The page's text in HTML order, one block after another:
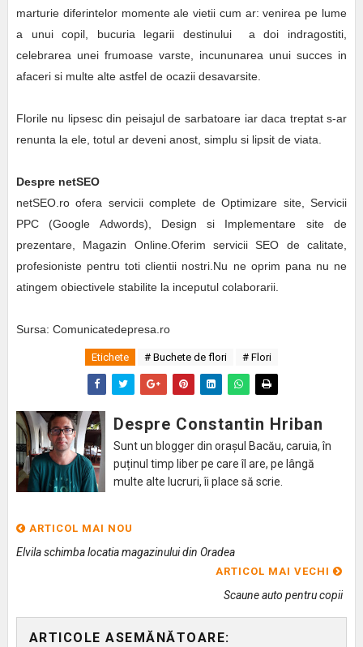
marturie diferintelor momente ale vietii cum ar: venirea pe lume
a unui copil, bucuria legarii destinului a doi indragostiti,
celebrarea unei frumoase varste, incununarea unui succes in
afaceri si multe alte astfel de ocazii desavarsite.
Florile nu lipsesc din peisajul de sarbatoare iar daca treptat s-ar
renunta la ele, totul ar deveni anost, simplu si lipsit de viata.
Despre netSEO
netSEO.ro ofera servicii complete de Optimizare site, Servicii
PPC (Google Adwords), Design si Implementare site de
prezentare, Magazin Online.Oferim servicii SEO de calitate,
profesioniste pentru toti clientii nostri.Nu ne oprim pana nu ne
atingem obiectivele stabilite la inceputul colaborarii.
Sursa: Comunicatedepresa.ro
Etichete # Buchete de flori # Flori
Despre Constantin Hriban
Sunt un blogger din orașul Bacău, caruia, în
puținul timp liber pe care îl are, pe lângă
multe alte lucruri, îi place să scrie.
ARTICOL MAI NOU
Elvila schimba locatia magazinului din Oradea
ARTICOL MAI VECHI
Scaune auto pentru copii
ARTICOLE ASEMĂNĂTOARE: